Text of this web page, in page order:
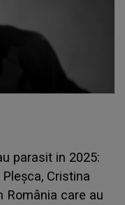
parasit in 2025:
Cristina
România care au